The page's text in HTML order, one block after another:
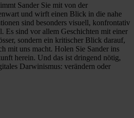
Sander Sie mit von der
und wirft einen Blick in die nahe
sind besonders visuell, konfrontativ
Es sind vor allem Geschichten mit einer
sondern ein kritischer Blick darauf,
mit uns macht. Holen Sie Sander ins
herein. Und das ist dringend nötig,
Darwinismus: verändern oder